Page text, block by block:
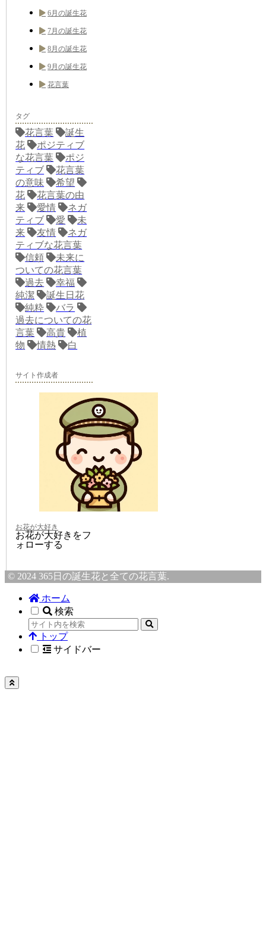
6月の誕生花
7月の誕生花
8月の誕生花
9月の誕生花
花言葉
タグ
花言葉
誕生
花
ポジティブ
な花言葉
ポジ
ティブ
花言葉
の意味
希望
花
花言葉の由
来
愛情
ネガ
ティブ
愛
未
来
友情
ネガ
ティブな花言葉
信頼
未来に
ついての花言葉
過去
幸福
純潔
誕生日花
純粋
バラ
過去についての花
言葉
高貴
植
物
情熱 白
サイト作成者
お花が大好き
お花が大好きをフ
ォローする
© 2024 365日の誕生花と全ての花言葉.
ホーム
検索
トップ
サイドバー